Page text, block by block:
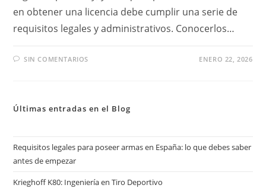
en obtener una licencia debe cumplir una serie de
requisitos legales y administrativos. Conocerlos…
SIN COMENTARIOS ENERO 22, 2026
Últimas entradas en el Blog
Requisitos legales para poseer armas en España: lo que debes saber
antes de empezar
Krieghoff K80: Ingeniería en Tiro Deportivo